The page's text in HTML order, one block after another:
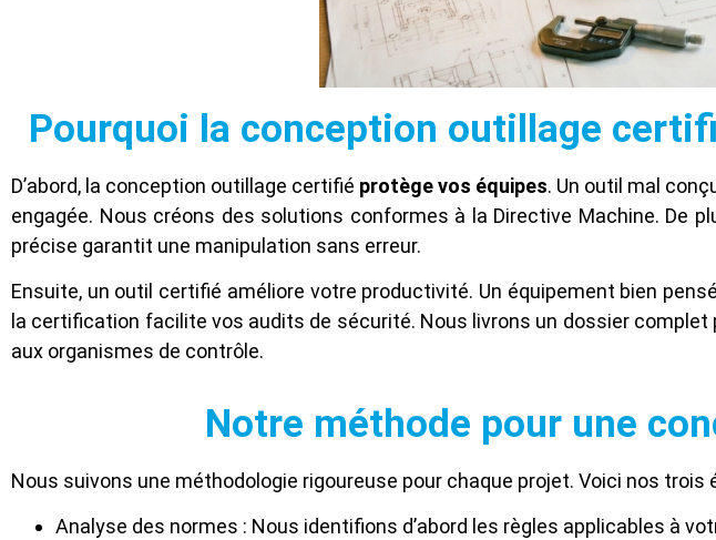
Pourquoi la conception outillage
D’abord, la conception outillage certifié protège vos équipes. Un outil mal
engagée. Nous créons des solutions conformes à la Directive Machine. De
précise garantit une manipulation sans erreur.
Ensuite, un outil certifié améliore votre productivité. Un équipement bien
la certification facilite vos audits de sécurité. Nous livrons un dossier
aux organismes de contrôle.
Notre méthode pour une
Nous suivons une méthodologie rigoureuse pour chaque projet. Voici nos trois
Analyse des normes : Nous identifions d’abord les règles applicables à